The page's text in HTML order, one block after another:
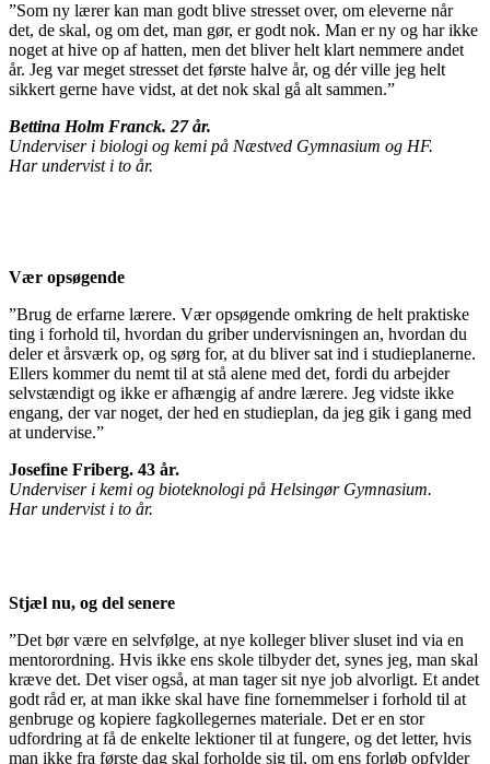
”Som ny lærer kan man godt blive stresset over, om eleverne når
det, de skal, og om det, man gør, er godt nok. Man er ny og har ikke
noget at hive op af hatten, men det bliver helt klart nemmere andet
år. Jeg var meget stresset det første halve år, og dér ville jeg helt
sikkert gerne have vidst, at det nok skal gå alt sammen.”
Bettina Holm Franck. 27 år.
Underviser i biologi og kemi på Næstved Gymnasium og HF.
Har undervist i to år.
Vær opsøgende
”Brug de erfarne lærere. Vær opsøgende omkring de helt praktiske
ting i forhold til, hvordan du griber undervisningen an, hvordan du
deler et årsværk op, og sørg for, at du bliver sat ind i studieplanerne.
Ellers kommer du nemt til at stå alene med det, fordi du arbejder
selvstændigt og ikke er afhængig af andre lærere. Jeg vidste ikke
engang, der var noget, der hed en studieplan, da jeg gik i gang med
at undervise.”
Josefine Friberg. 43 år.
Underviser i kemi og bioteknologi på Helsingør Gymnasium.
Har undervist i to år.
Stjæl nu, og del senere
”Det bør være en selvfølge, at nye kolleger bliver sluset ind via en
mentorordning. Hvis ikke ens skole tilbyder det, synes jeg, man skal
kræve det. Det viser også, at man tager sit nye job alvorligt. Et andet
godt råd er, at man ikke skal have fine fornemmelser i forhold til at
genbruge og kopiere fagkollegernes materiale. Det er en stor
udfordring at få de enkelte lektioner til at fungere, og det letter, hvis
man ikke fra første dag skal forholde sig til, om ens forløb opfylder